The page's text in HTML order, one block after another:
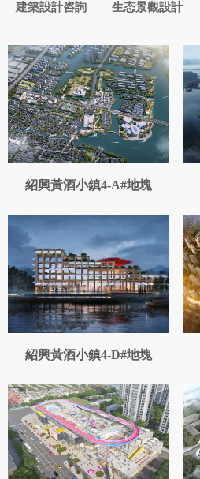
建築設計咨詢 生态景觀設計
紹興黃酒小鎮4-A#地塊
紹興黃酒小鎮4-D#地塊